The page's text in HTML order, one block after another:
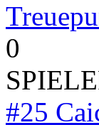
0
#25